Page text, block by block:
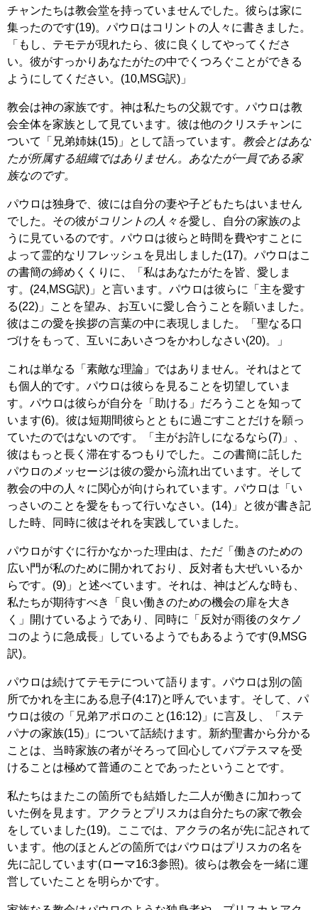
チャンたちは教会堂を持っていませんでした。彼らは家に
集ったのです(19)。パウロはコリントの人々に書きました。
「もし、テモテが現れたら、彼に良くしてやってくださ
い。彼がすっかりあなたがたの中でくつろぐことができる
ようにしてください。(10,MSG訳)」
教会は神の家族です。神は私たちの父親です。パウロは教
会全体を家族として見ています。彼は他のクリスチャンに
ついて「兄弟姉妹(15)」として語っています。 教会とはあな
たが所属する組織ではありません。あなたが一員である家
族なのです。
パウロは独身で、彼には自分の妻や子どもたちはいません
でした。その彼がコリントの人々を愛し、自分の家族のよ
うに見ているのです。パウロは彼らと時間を費やすことに
よって霊的なリフレッシュを見出しました(17)。パウロはこ
の書簡の締めくくりに、「私はあなたがたを皆、愛しま
す。(24,MSG訳)」と言います。パウロは彼らに「主を愛す
る(22)」ことを望み、お互いに愛し合うことを願いました。
彼はこの愛を挨拶の言葉の中に表現しました。「聖なる口
づけをもって、互いにあいさつをかわしなさい(20)。」
これは単なる「素敵な理論」ではありません。それはとて
も個人的です。パウロは彼らを見ることを切望していま
す。パウロは彼らが自分を「助ける」だろうことを知って
います(6)。彼は短期間彼らとともに過ごすことだけを願っ
ていたのではないのです。「主がお許しになるなら(7)」、
彼はもっと長く滞在するつもりでした。この書簡に託した
パウロのメッセージは彼の愛から流れ出ています。そして
教会の中の人々に関心が向けられています。パウロは「い
っさいのことを愛をもって行いなさい。(14)」と彼が書き記
した時、同時に彼はそれを実践していました。
パウロがすぐに行かなかった理由は、ただ「働きのための
広い門が私のために開かれており、反対者も大ぜいいるか
らです。(9)」と述べています。それは、神はどんな時も、
私たちが期待すべき「良い働きのための機会の扉を大き
く」開けているようであり、同時に「反対が雨後のタケノ
コのように急成長」しているようでもあるようです(9,MSG
訳)。
パウロは続けてテモテについて語ります。パウロは別の箇
所でかれを主にある息子(4:17)と呼んでいます。そして、パ
ウロは彼の「兄弟アポロのこと(16:12)」に言及し、「ステ
パナの家族(15)」について話続けます。新約聖書から分かる
ことは、当時家族の者がそろって回心してバプテスマを受
けることは極めて普通のことであったということです。
私たちはまたこの箇所でも結婚した二人が働きに加わって
いた例を見ます。アクラとプリスカは自分たちの家で教会
をしていました(19)。ここでは、アクラの名が先に記されて
います。他のほとんどの箇所ではパウロはプリスカの名を
先に記しています(ローマ16:3参照)。彼らは教会を一緒に運
営していたことを明らかです。